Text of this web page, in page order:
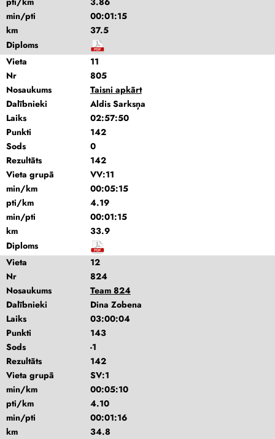
min/pti
00:01:15
km
37.5
Diploms
Vieta
11
Nr
805
Nosaukums
Taisni apkārt
Dalībnieki
Aldis Sarksņa
Laiks
02:57:50
Punkti
142
Sods
0
Rezultāts
142
Vieta grupā
VV:11
min/km
00:05:15
pti/km
4.19
min/pti
00:01:15
km
33.9
Diploms
Vieta
12
Nr
824
Nosaukums
Team 824
Dalībnieki
Dina Zobena
Laiks
03:00:04
Punkti
143
Sods
-1
Rezultāts
142
Vieta grupā
SV:1
min/km
00:05:10
pti/km
4.10
min/pti
00:01:16
km
34.8